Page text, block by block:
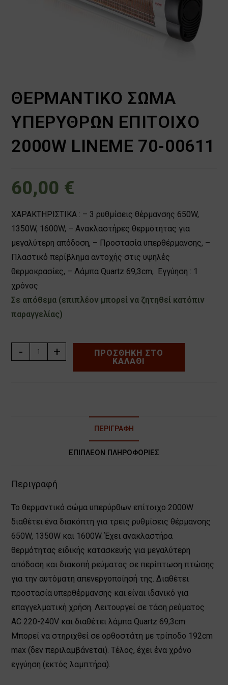
ΘΕΡΜΑΝΤΙΚΟ ΣΩΜΑ
ΥΠΕΡΥΘΡΩΝ ΕΠΙΤΟΙΧΟ
2000W LINEME 70-00611
60,00 €
ΧΑΡΑΚΤΗΡΙΣΤΙΚΑ : – 3 ρυθμίσεις θέρμανσης 650W,
1350W, 1600W, – Ανακλαστήρες θερμότητας για
μεγαλύτερη απόδοση, – Προστασία υπερθέρμανσης, –
Πλαστικό περίβλημα αντοχής στις υψηλές
θερμοκρασίες, – Λάμπα Quartz 69,3cm, Εγγύηση : 1
χρόνος
Σε απόθεμα (επιπλέον μπορεί να ζητηθεί κατόπιν
παραγγελίας)
ΘΕΡΜΑΝΤΙΚΟ
ΣΩΜΑ
- +
ΠΡΟΣΘΉΚΗ ΣΤΟ
ΚΑΛΆΘΙ
ΠΕΡΙΓΡΑΦΉ
ΕΠΙΠΛΈΟΝ ΠΛΗΡΟΦΟΡΊΕΣ
Περιγραφή
Το θερμαντικό σώμα υπερύρθων επίτοιχο 2000W
διαθέτει ένα διακόπτη για τρεις ρυθμίσεις θέρμανσης
650W, 1350W και 1600W. Έχει ανακλαστήρα
θερμότητας ειδικής κατασκευής για μεγαλύτερη
απόδοση και διακοπή ρεύματος σε περίπτωση πτώσης
για την αυτόματη απενεργοποίησή της. Διαθέτει
προστασία υπερθέρμανσης και είναι ιδανικό για
επαγγελματική χρήση. Λειτουργεί σε τάση ρεύματος
AC 220-240V και διαθέτει λάμπα Quartz 69,3cm.
Μπορεί να στηριχθεί σε ορθοστάτη με τρίποδο 192cm
max (δεν περιλαμβάνεται). Τέλος, έχει ένα χρόνο
εγγύηση (εκτός λαμπτήρα).